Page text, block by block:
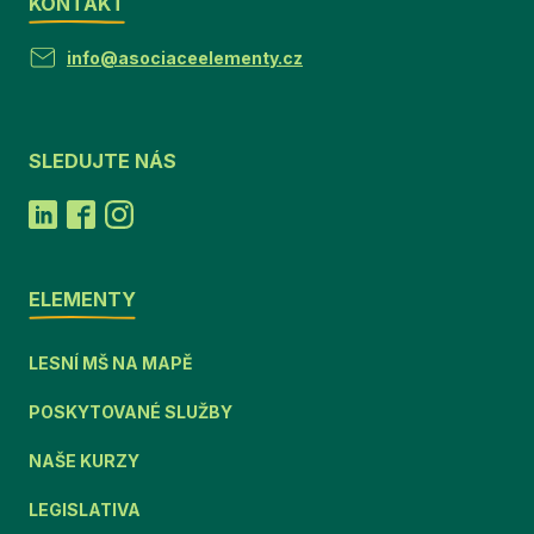
info@asociaceelementy.cz
SLEDUJTE NÁS
ELEMENTY
LESNÍ MŠ NA MAPĚ
POSKYTOVANÉ SLUŽBY
NAŠE KURZY
LEGISLATIVA